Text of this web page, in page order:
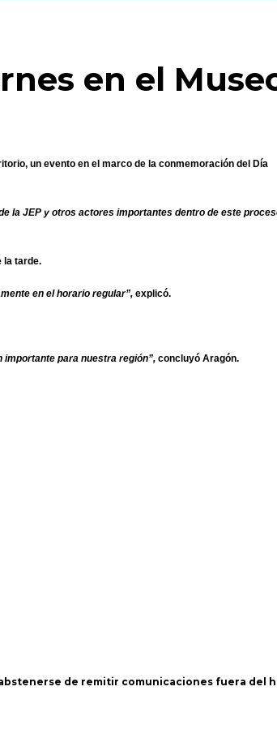
en el
un evento en el marco de la conmemoración del Día
la JEP y otros actores importantes dentro de este
la tarde.
en el horario regular”, explicó.
para nuestra región”, concluyó Aragón.
de remitir comunicaciones fuera del